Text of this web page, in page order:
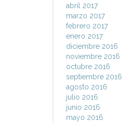
abril 2017
marzo 2017
febrero 2017
enero 2017
diciembre 2016
noviembre 2016
octubre 2016
septiembre 2016
agosto 2016
julio 2016
junio 2016
mayo 2016